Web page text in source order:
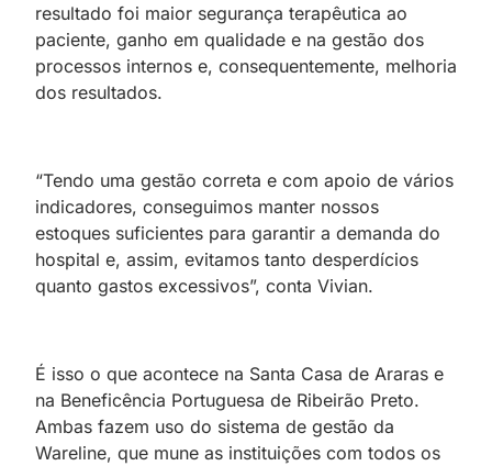
resultado foi maior segurança terapêutica ao
paciente, ganho em qualidade e na gestão dos
processos internos e, consequentemente, melhoria
dos resultados.
“Tendo uma gestão correta e com apoio de vários
indicadores, conseguimos manter nossos
estoques suficientes para garantir a demanda do
hospital e, assim, evitamos tanto desperdícios
quanto gastos excessivos”, conta Vivian.
É isso o que acontece na Santa Casa de Araras e
na Beneficência Portuguesa de Ribeirão Preto.
Ambas fazem uso do sistema de gestão da
Wareline, que mune as instituições com todos os